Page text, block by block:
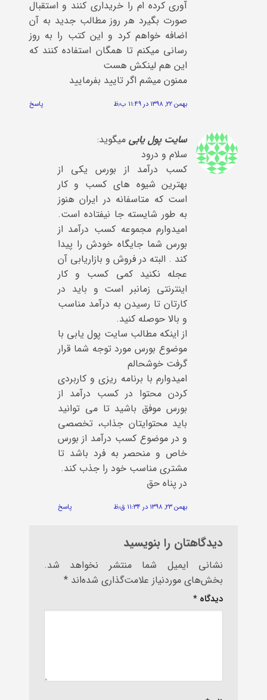
آوری کرده ام را خریداری کنند و استقبال
صورت بگیرد هر روز مطالب جدید به آن
اضافه خواهم کرد و این کتب را به روز
رسانی میکنم تا همگان استفاده کنند که
این هم لینکش هست
ممنون میشم اگر تایید بفرمایید
بهمن ۲۲, ۱۳۹۸ در ۱۱:۴۹ ب٫ظ پاسخ
سایت پول یابی میگوید:
سلام و درود
کسب درآمد از بورس یکی از
بهترین شیوه های کسب و کار
است که متاسفانه در ایران هنوز
به طور شایسته جا نیفتاده است.
امیدوارم مجموعه کسب درآمد از
بورس شما جایگاه خودش را پیدا
کند . البته در فروش و بازاریابی آن
عجله نکنید کمی کسب و کار
اینترنتی زمانبر است و باید در
کارتان تا رسیدن به درآمد مناسب
و بالا حوصله کنید.
از اینکه مطالب سایت پول یابی با
موضوع بورس مورد توجه شما قرار
گرفت خوشحالم
امیدوارم با برنامه ریزی و کاربردی
کردن محتوا در کسب درآمد از
بورس موفق باشید تا می توانید
باید محتوایتان جذاب، تخصصی
و در موضوع کسب درآمد از بورس
خاص و منحصر به فرد باشد تا
مشتری مناسب خود را جذب کند.
در پناه حق
بهمن ۲۳, ۱۳۹۸ در ۱۱:۳۴ ق٫ظ پاسخ
دیدگاهتان را بنویسید
نشانی ایمیل شما منتشر نخواهد شد.
بخش‌های موردنیاز علامت‌گذاری شده‌اند *
دیدگاه *